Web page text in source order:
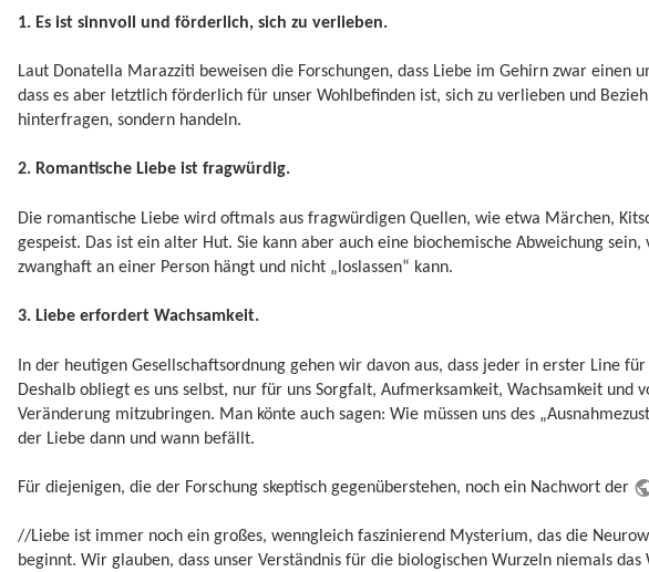
1. Es ist sinnvoll und förderlich, sich zu verlieben.
Laut Donatella Marazziti beweisen die Forschungen, dass Liebe im Gehirn zwar einen
dass es aber letztlich förderlich für unser Wohlbefinden ist, sich zu verlieben und
hinterfragen, sondern handeln.
2. Romantische Liebe ist fragwürdig.
Die romantische Liebe wird oftmals aus fragwürdigen Quellen, wie etwa Märchen,
gespeist. Das ist ein alter Hut. Sie kann aber auch eine biochemische Abweichung
zwanghaft an einer Person hängt und nicht „loslassen“ kann.
3. Liebe erfordert Wachsamkeit.
In der heutigen Gesellschaftsordnung gehen wir davon aus, dass jeder in erster Line
Deshalb obliegt es uns selbst, nur für uns Sorgfalt, Aufmerksamkeit, Wachsamkeit und
Veränderung mitzubringen. Man könte auch sagen: Wie müssen uns des
der Liebe dann und wann befällt.
Für diejenigen, die der Forschung skeptisch gegenüberstehen, noch ein Nachwort der
//Liebe ist immer noch ein großes, wenngleich faszinierend Mysterium, das die
beginnt. Wir glauben, dass unser Verständnis für die biologischen Wurzeln niemals das